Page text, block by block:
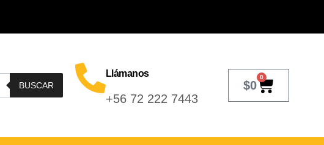
BUSCAR
Llámanos
+56 72 222 7443
$0
0